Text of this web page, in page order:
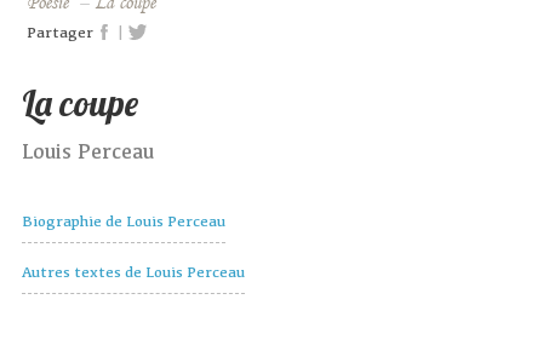
Partager |
La coupe
Louis Perceau
Biographie de Louis Perceau
Autres textes de Louis Perceau